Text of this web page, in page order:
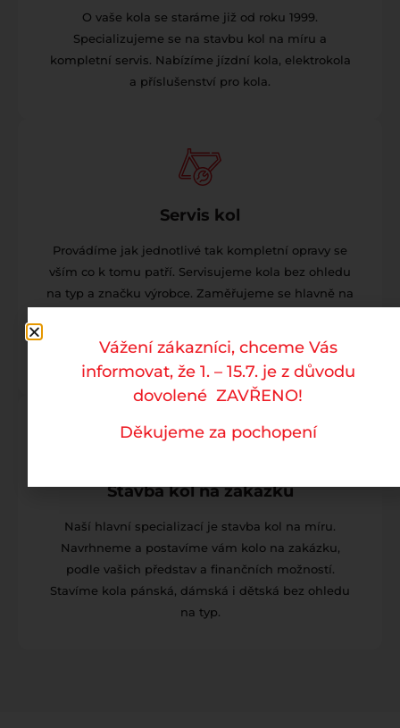
O vaše kola se staráme již od roku 1999.
Specializujeme se na stavbu kol na míru a
kompletní servis. Nabízíme jízdní kola, elektrokola
a příslušenství pro kola.
Servis kol
Provádíme jak jednotlivé tak kompletní opravy se
vším co k tomu patří. Servisujeme kola bez ohledu
na typ a značku výrobce. Zaměřujeme se hlavně na
provádíme sami.
Stavba kol na zakázku
Naší hlavní specializací je stavba kol na míru.
Navrhneme a postavíme vám kolo na zakázku,
podle vašich představ a finančních možností.
Stavíme kola pánská, dámská i dětská bez ohledu
na typ.
Vážení zákazníci, chceme Vás
informovat, že 1. – 15.7. je z důvodu
dovolené ZAVŘENO!
Děkujeme za pochopení